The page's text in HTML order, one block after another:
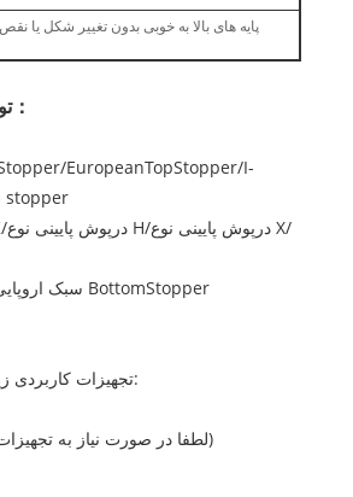
پایه های بالا به خوبی بدون تغییر شکل یا
：
stopper
درپوش پایینی نوع K/درپوش پایینی نوع H/درپوش پایینی نوع X/
BottomStopper/سبک اروپایی BottomStopper
تجهیزات کاربردی زیپ تاپ استاپ روی:
(لطفا در صورت نیاز به تجهیزات با ما تماس بگیرید)